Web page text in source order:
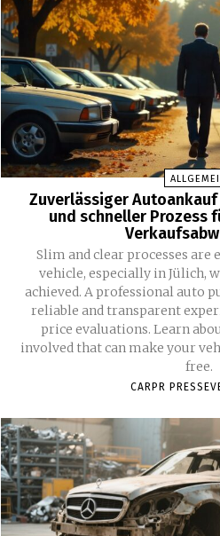
Zuverlässiger Autoankauf
und schneller Prozess
Slim and clear processes are
vehicle, especially in Jülich,
achieved. A professional auto
reliable and transparent
price evaluations. Learn
involved that can make your
free.
CARPR